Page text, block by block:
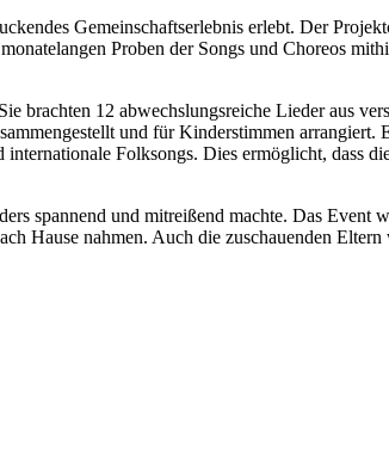
Gemeinschaftserlebnis erlebt. Der
Proben der Songs und Choreos
brachten 12 abwechslungsreiche Lieder aus
und für Kinderstimmen arrangiert.
Folksongs. Dies ermöglicht, dass
spannend und mitreißend machte. Das Event
Hause nahmen. Auch die zuschauenden Eltern